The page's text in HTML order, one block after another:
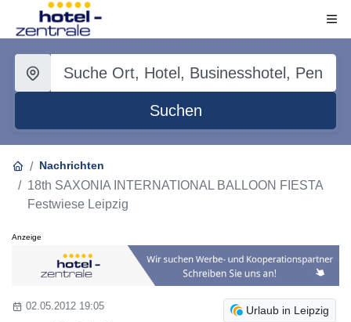
Suchen
Nachrichten
18th SAXONIA INTERNATIONAL BALLOON FIESTA
Festwiese Leipzig
Anzeige
Urlaub in Leipzig
02.05.2012 19:05